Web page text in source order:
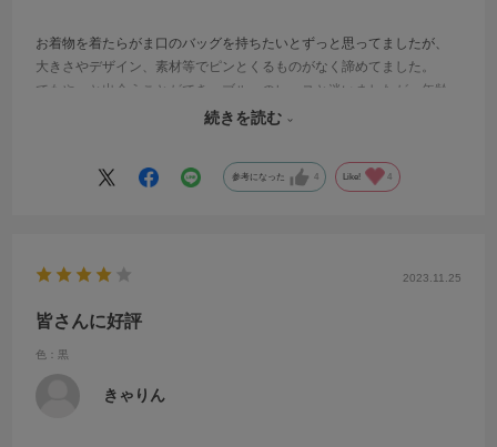
お着物を着たらがま口のバッグを持ちたいとずっと思ってましたが、
大きさやデザイン、素材等でピンとくるものがなく諦めてました。
でもやっと出会うことができ、ブルーのレースと迷いましたが、年齢
続きを読む
参考になった 4 Like! 4
2023.11.25
皆さんに好評
色：黒
きゃりん